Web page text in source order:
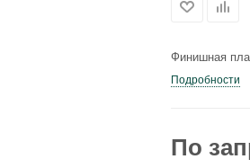
Финишная
Подробности
По